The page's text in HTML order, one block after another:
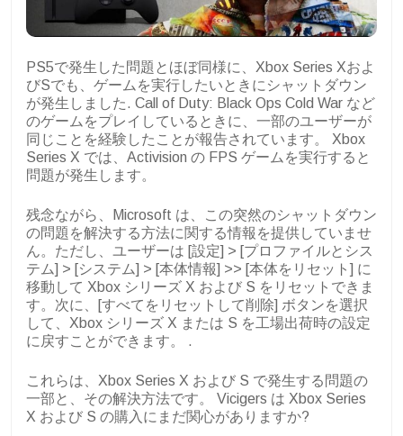
PS5で発生した問題とほぼ同様に、Xbox Series Xおよ
びSでも、ゲームを実行したいときにシャットダウン
が発生しました. Call of Duty: Black Ops Cold War など
のゲームをプレイしているときに、一部のユーザーが
同じことを経験したことが報告されています。 Xbox
Series X では、Activision の FPS ゲームを実行すると
問題が発生します。
残念ながら、Microsoft は、この突然のシャットダウン
の問題を解決する方法に関する情報を提供していませ
ん。ただし、ユーザーは [設定] > [プロファイルとシス
テム] > [システム] > [本体情報] >> [本体をリセット] に
移動して Xbox シリーズ X および S をリセットできま
す。次に、[すべてをリセットして削除] ボタンを選択
して、Xbox シリーズ X または S を工場出荷時の設定
に戻すことができます。 .
これらは、Xbox Series X および S で発生する問題の
一部と、その解決方法です。 Vicigers は Xbox Series
X および S の購入にまだ関心がありますか?